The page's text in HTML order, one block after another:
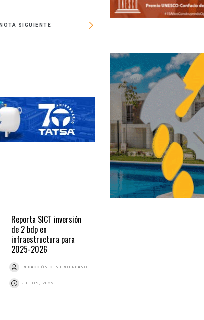
NOTA SIGUIENTE
Reporta SICT inversión
de 2 bdp en
infraestructura para
2025-2026
REDACCIÓN CENTRO URBANO
JULIO 9, 2026